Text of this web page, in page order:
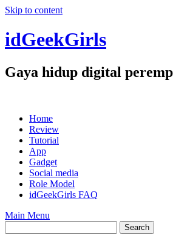
Skip to content
idGeekGirls
Gaya hidup digital
Home
Review
Tutorial
App
Gadget
Social media
Role Model
idGeekGirls FAQ
Main Menu